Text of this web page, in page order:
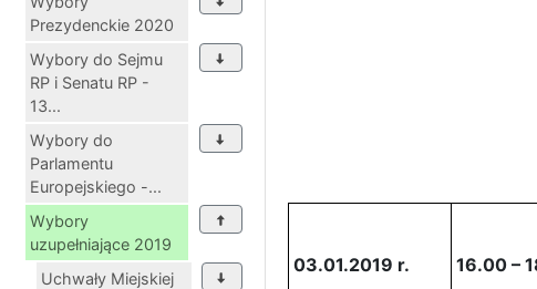
Prezydenckie 2020
Wybory do Sejmu
RP i Senatu RP -
13...
Wybory do
Parlamentu
Europejskiego -...
Wybory
uzupełniające 2019
Uchwały Miejskiej
03.01.2019 r. 16.00 –